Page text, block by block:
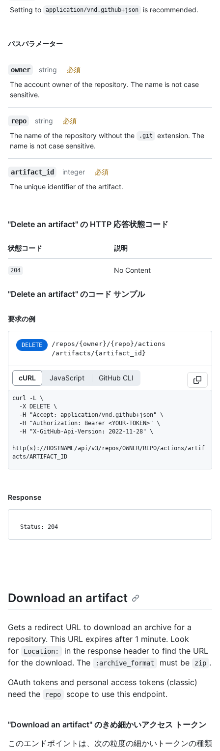
Setting to application/vnd.github+json is recommended.
パスパラメーター
owner string
必須
The account owner of the repository. The name is not case
sensitive.
repo string
必須
The name of the repository without the
.git
extension. The
name is not case sensitive.
artifact_id integer
必須
The unique identifier of the artifact.
"Delete an artifact" の HTTP 応答状態コード
状態コード 説明
204 No Content
"Delete an artifact" のコード サンプル
要求の例
DELETE /repos /{owner} /{repo} /actions
/artifacts /{artifact_ id}
cURL JavaScript GitHub CLI
curl -L \
http(s)://HOSTNAME/api/v3/repos/OWNER/REPO/actions/artif
acts/ARTIFACT_ID
Response
Status: 204
Download an artifact
Gets a redirect URL to download an archive for a
repository. This URL expires after 1 minute. Look
for
Location:
in the response header to find the URL
for the download. The
:archive_format must be zip .
OAuth tokens and personal access tokens (classic)
need the
repo scope to use this endpoint.
"Download an artifact" のきめ細かいアクセス トークン
このエンドポイントは、次の粒度の細かいトークンの種類